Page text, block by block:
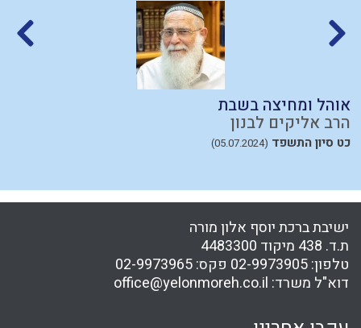
אוהל ומחיצה בשבת
הרב אליקים לבנון
כט סיון התשפד (05.07.2024)
ישיבת ברכת יוסף אלון מורה
ת.ד. 438 מיקוד 4483300
טלפון:02-9973905 פקס:02-9973965
דוא"ל משרד: office@yelonmoreh.co.il